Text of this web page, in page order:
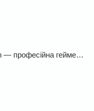
Proove Gaming Slicker Special Edition — професійна геймерська клавіатура з 5 шарами шумоізоляції